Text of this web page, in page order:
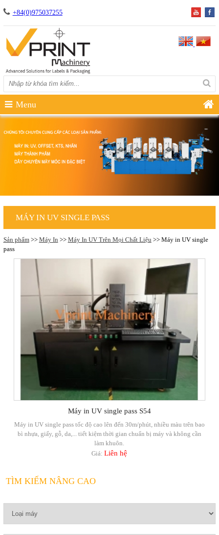
+84(0)975037255
Menu
MÁY IN UV SINGLE PASS
Sản phẩm>> Máy In >> Máy In UV Trên Mọi Chất Liệu >> Máy in UV single
pass
Máy in UV single pass S54
Máy in UV single pass tốc độ cao lên đến 30m/phút, nhiều màu trên bao
bì nhựa, giấy, gỗ, da,... tiết kiệm thời gian chuẩn bị máy và không cần
làm khuôn.
Giá:Liên hệ
TÌM KIẾM NÂNG CAO